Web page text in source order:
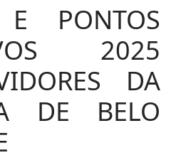
E PONTOS
2025
DA
DE BELO